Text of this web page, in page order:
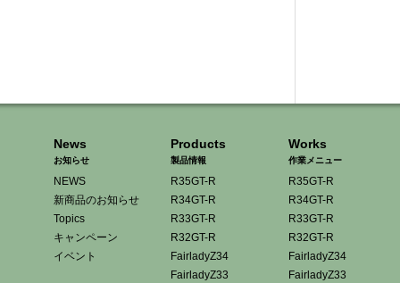
News
お知らせ
NEWS
新商品のお知らせ
Topics
キャンペーン
イベント
Products
製品情報
R35GT-R
R34GT-R
R33GT-R
R32GT-R
FairladyZ34
FairladyZ33
Works
作業メニュー
R35GT-R
R34GT-R
R33GT-R
R32GT-R
FairladyZ34
FairladyZ33